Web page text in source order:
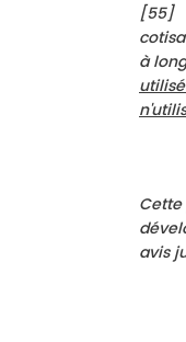
[55]
à
avis